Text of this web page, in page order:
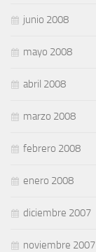
junio 2008
mayo 2008
abril 2008
marzo 2008
febrero 2008
enero 2008
diciembre 2007
noviembre 2007